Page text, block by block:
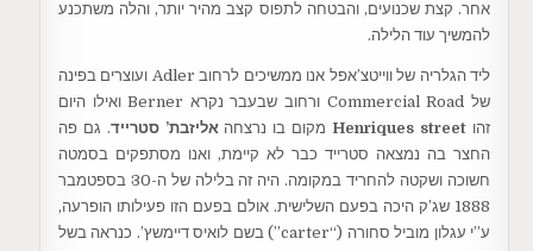
אחר. קצת שכנועים, והבטחה לתפוס קצב מהיר יותר, והלה משתכנע
להמשיך עוד הלילה.
ליד הגלריה של ווייטצ’אפל אנו ממשיכים לרחוב Adler ועוצרים בפינה
של Commercial Road ורחוב שבעבר נקרא Berner ואילו היום
זהו Henriques street מקום בו נרצחהאליזבת’ סטרייד. גם פה
החצר בה נמצאה סטרייד כבר לא קיימת, ואנו מסתפקים בסמטה
חשוכה ושקטה להחריד במקומה. היה זה בלילה של ה-30 בספטמבר
1888 שג’ק היכה בפעם השלישית. אולם בפעם הזו פעילותו הופרעה,
ע”י עגלון מוביל סחורה (“carter”) בשם לואיס דיימשץ’. כנראה בשל